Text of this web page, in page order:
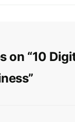
on “10